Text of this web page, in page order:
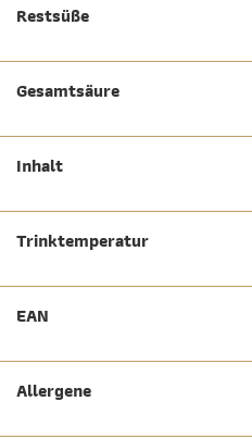
Restsüße
Gesamtsäure
Inhalt
Trinktemperatur
EAN
Allergene